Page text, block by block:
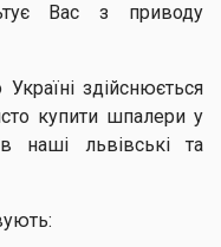
Вас з приводу
здійснюється
купити шпалери у
наші львівські та